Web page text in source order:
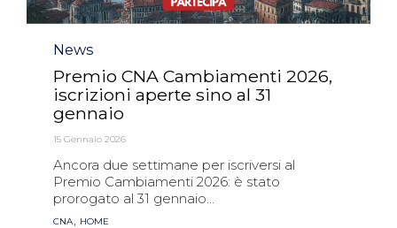
Category
News
Premio CNA Cambiamenti 2026,
iscrizioni aperte sino al 31
gennaio
15 Gennaio 2026
Ancora due settimane per iscriversi al
Premio Cambiamenti 2026: è stato
prorogato al 31 gennaio...
Tags
CNA, HOME